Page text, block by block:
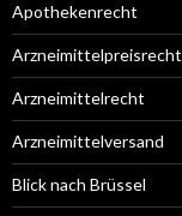
Apothekenrecht
Arzneimittelpreisrecht
Arzneimittelrecht
Arzneimittelversand
Blick nach Brüssel